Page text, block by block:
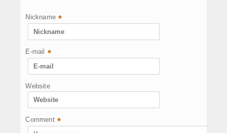
Nickname *
E-mail *
Website
Comment *